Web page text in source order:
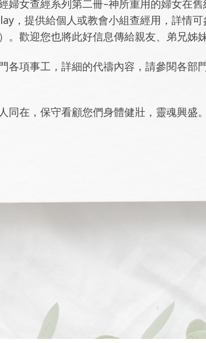
，提供給個人或教會小組查經用，詳情可
。歡迎您也將此好信息傳給親友、弟兄姊妹
各項事工，詳細的代禱內容，請參閱各部
同在，保守看顧您們身體健壯，靈魂興盛。